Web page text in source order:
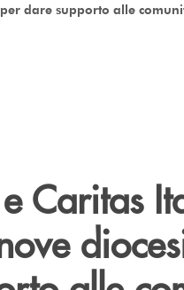
dare supporto alle
Caritas